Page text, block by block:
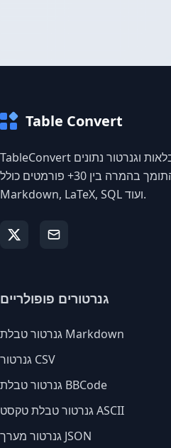
Table Convert
TableConvert הוא כלי חינמי מקוון להמרת טבלאות וגנרטור נתונים
התומך בהמרה בין 30+ פורמטים כולל Excel, CSV, JSON,
Markdown, LaTeX, SQL ועוד.
גנרטורים פופולריים
גנרטור טבלת Markdown
גנרטור CSV
גנרטור טבלת BBCode
גנרטור טבלת טקסט ASCII
גנרטור מערך JSON